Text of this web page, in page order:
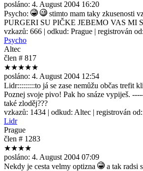
posláno: 4. August 2004 16:20
Psycho:
stimto mam taky zkusenosti
PURGERI SU PIČKE JEBEMO VAS MI
vzkazů: 666 | odkud: Prague | registrován od:
Psycho
Altec
člen # 817
★★★★★
posláno: 4. August 2004 12:54
Lidr:::::::::to já se zase nemůžu občas trefit
Poznej svoje pivo! Pak ho snáze vypiješ.
také zloděj???
vzkazů: 1434 | odkud: Altec | registrován od:
Lidr
Prague
člen # 1283
★★★★
posláno: 4. August 2004 07:09
Nekdy je cesta velmy optizna
a tak radsi